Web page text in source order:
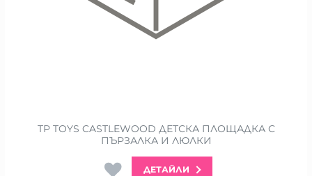
TP TOYS CASTLEWOOD ДЕТСКА ПЛОЩАДКА С
ПЪРЗАЛКА И ЛЮЛКИ
ДЕТАЙЛИ